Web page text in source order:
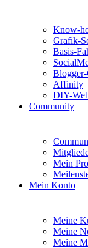
Know-
Grafik-
Basis-
Affinity
DIY-
Community
Mein
Mein Konto
Meine
Meine
Meine